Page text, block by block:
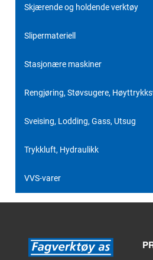
Skjærende og holdende verktøy
Slipermateriell
Stasjonære maskiner
Rengjøring, Støvsugere,
Sveising, Lodding, Gass, Utsug
Trykkluft, Hydraulikk
VVS-varer